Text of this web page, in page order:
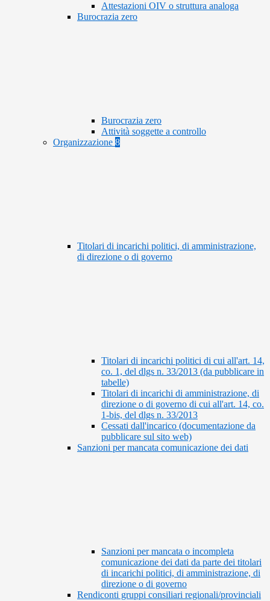
Attestazioni OIV o struttura analoga
Burocrazia zero
Burocrazia zero
Attività soggette a controllo
Organizzazione 8
Titolari di incarichi politici, di amministrazione,
di direzione o di governo
Titolari di incarichi politici di cui all'art. 14,
co. 1, del dlgs n. 33/2013 (da pubblicare in
tabelle)
Titolari di incarichi di amministrazione, di
direzione o di governo di cui all'art. 14, co.
1-bis, del dlgs n. 33/2013
Cessati dall'incarico (documentazione da
pubblicare sul sito web)
Sanzioni per mancata comunicazione dei dati
Sanzioni per mancata o incompleta
comunicazione dei dati da parte dei titolari
di incarichi politici, di amministrazione, di
direzione o di governo
Rendiconti gruppi consiliari regionali/provinciali